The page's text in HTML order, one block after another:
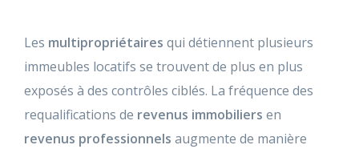
Les multipropriétaires qui détiennent plusieurs
immeubles locatifs se trouvent de plus en plus
exposés à des contrôles ciblés. La fréquence des
requalifications de revenus immobiliers en
revenus professionnels augmente de manière